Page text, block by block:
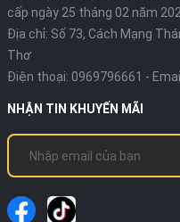
cấp ngày 25 tháng 02 năm
Địa chỉ: Số 73, Cách Mạng
Thơ
Điện thoại: 0969796661 -
NHẬN TIN KHUYẾN MÃI